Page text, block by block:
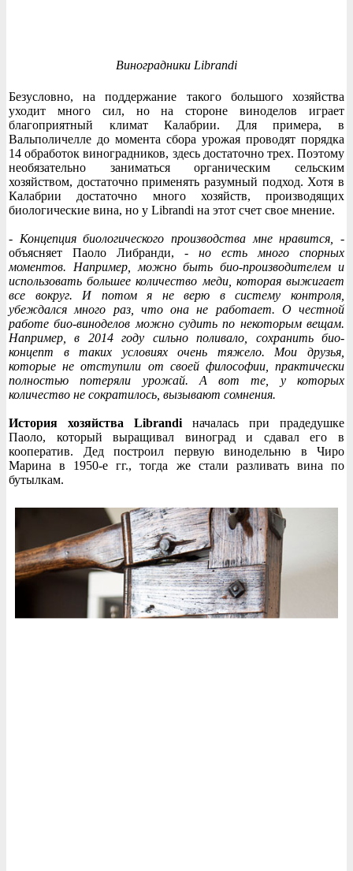
Виноградники Librandi
Безусловно, на поддержание такого большого хозяйства
уходит много сил, но на стороне виноделов играет
благоприятный климат Калабрии. Для примера, в
Вальполичелле до момента сбора урожая проводят порядка
14 обработок виноградников, здесь достаточно трех. Поэтому
необязательно заниматься органическим сельским
хозяйством, достаточно применять разумный подход. Хотя в
Калабрии достаточно много хозяйств, производящих
биологические вина, но у Librandi на этот счет свое мнение.
- Концепция биологического производства мне нравится, -
объясняет Паоло Либранди, - но есть много спорных
моментов. Например, можно быть био-производителем и
использовать большее количество меди, которая выжигает
все вокруг. И потом я не верю в систему контроля,
убеждался много раз, что она не работает. О честной
работе био-виноделов можно судить по некоторым вещам.
Например, в 2014 году сильно поливало, сохранить био-
концепт в таких условиях очень тяжело. Мои друзья,
которые не отступили от своей философии, практически
полностью потеряли урожай. А вот те, у которых
количество не сократилось, вызывают сомнения.
История хозяйства Librandi началась при прадедушке
Паоло, который выращивал виноград и сдавал его в
кооператив. Дед построил первую винодельню в Чиро
Марина в 1950-е гг., тогда же стали разливать вина по
бутылкам.